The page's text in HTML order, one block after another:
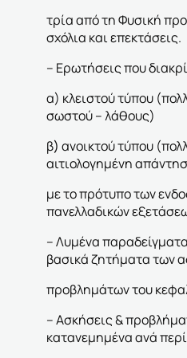
τρία από τη Φυσική
σχόλια και επεκτάσεις.
– Ερωτήσεις που
α) κλειστού τύπου
σωστού – λάθους)
β) ανοικτού τύπου
αιτιολογημένη
με το πρότυπο των
πανελλαδικών
– Λυμένα
βασικά ζητήματα των
προβλημάτων του
– Ασκήσεις &
κατανεμημένα ανά